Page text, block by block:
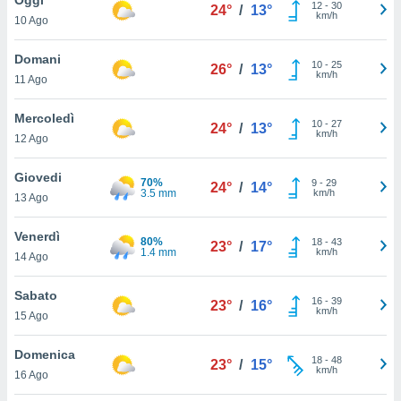
è
al sito
di
ci
di
il
un
la
nella
10 Ago
24° / 13° 12- 30
km/h
Domani
11 Ago
26° / 13° 10- 25
km/h
Mercoledì
12 Ago
24° / 13° 10- 27
km/h
Giovedi
13 Ago
70%
3.5 mm
24° / 14° 9- 29
km/h
Venerdì
14 Ago
80%
1.4 mm
23° / 17° 18- 43
km/h
Sabato
15 Ago
23° / 16° 16- 39
km/h
Domenica
16 Ago
23° / 15° 18- 48
km/h